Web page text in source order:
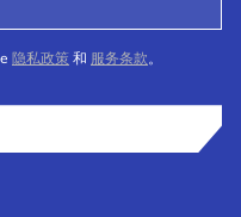
隐私政策 和 服务条款。